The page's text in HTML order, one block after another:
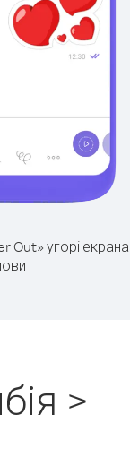
Out» угорі екрана
>